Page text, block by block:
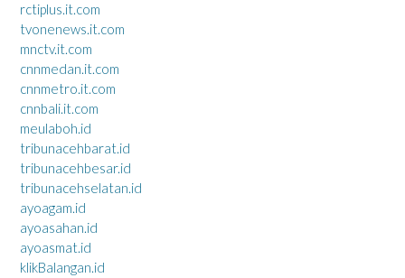
rctiplus.it.com
tvonenews.it.com
mnctv.it.com
cnnmedan.it.com
cnnmetro.it.com
cnnbali.it.com
meulaboh.id
tribunacehbarat.id
tribunacehbesar.id
tribunacehselatan.id
ayoagam.id
ayoasahan.id
ayoasmat.id
klikBalangan.id